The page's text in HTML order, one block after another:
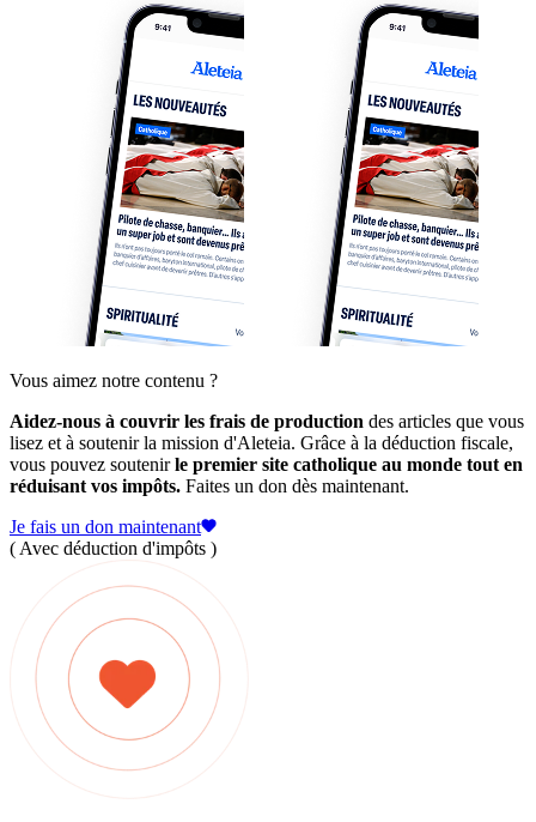
Vous aimez notre contenu ?
Aidez-nous à couvrir les frais de production des articles que vous
lisez et à soutenir la mission d'Aleteia. Grâce à la déduction fiscale,
vous pouvez soutenirle premier site catholique au monde tout en
réduisant vos impôts. Faites un don dès maintenant.
Je fais un don maintenant
( Avec déduction d'impôts )